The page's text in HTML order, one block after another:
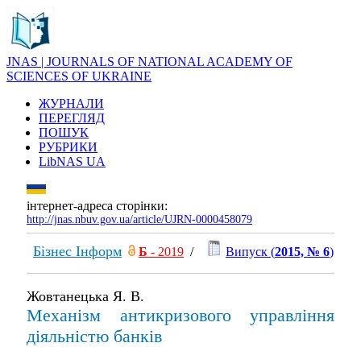
JNAS | JOURNALS OF NATIONAL ACADEMY OF
SCIENCES OF UKRAINE
ЖУРНАЛИ
ПЕРЕГЛЯД
ПОШУК
РУБРИКИ
LibNAS UA
інтернет-адреса сторінки:
http://jnas.nbuv.gov.ua/article/UJRN-0000458079
Бізнес Інформ Б - 2019 / Випуск (2015, № 6)
Жовтанецька Я. В.
Механізм антикризового управління
діяльністю банків